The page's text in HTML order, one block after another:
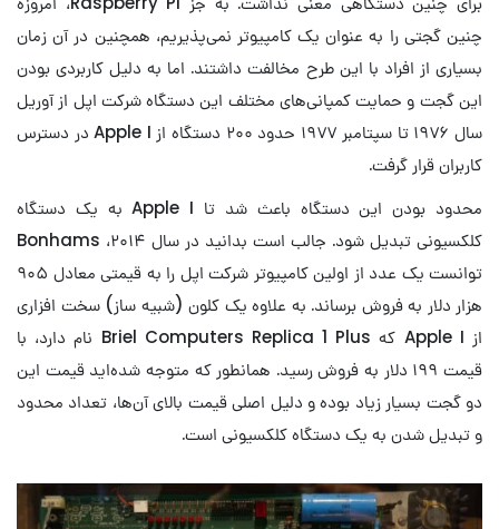
چنین گجتی را به عنوان یک کامپیوتر نمی‌پذیریم، همچنین در آن زمان
بسیاری از افراد با این طرح مخالفت داشتند. اما به دلیل کاربردی بودن
این گجت و حمایت کمپانی‌های مختلف این دستگاه شرکت اپل از آوریل
سال ۱۹۷۶ تا سپتامبر ۱۹۷۷ حدود ۲۰۰ دستگاه از Apple I در دسترس
کاربران قرار گرفت.
محدود بودن این دستگاه باعث شد تا Apple I به یک دستگاه
کلکسیونی تبدیل شود. جالب است بدانید در سال ۲۰۱۴، Bonhams
توانست یک عدد از اولین کامپیوتر شرکت اپل را به قیمتی معادل ۹۰۵
هزار دلار به فروش برساند. به علاوه یک کلون (شبیه ساز) سخت افزاری
از Apple I که Briel Computers Replica 1 Plus نام دارد، با
قیمت ۱۹۹ دلار به فروش رسید. همانطور که متوجه شده‌اید قیمت این
دو گجت بسیار زیاد بوده و دلیل اصلی قیمت بالای آن‌ها، تعداد محدود
و تبدیل شدن به یک دستگاه کلکسیونی است.